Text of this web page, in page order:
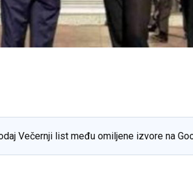
Večernji list među omiljene izvore na